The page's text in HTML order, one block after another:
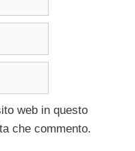
web in questo
che commento.